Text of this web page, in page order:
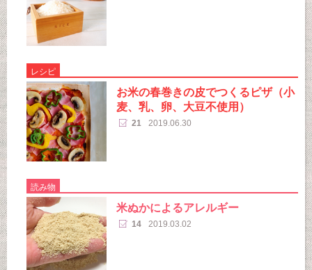
レシピ
お米の春巻きの皮でつくるピザ（小
麦、乳、卵、大豆不使用）
21 2019.06.30
読み物
米ぬかによるアレルギー
14 2019.03.02